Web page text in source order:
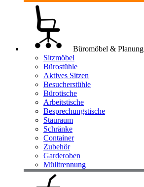
Büromöbel & Planung
Sitzmöbel
Bürostühle
Aktives Sitzen
Besucherstühle
Bürotische
Arbeitstische
Besprechungstische
Stauraum
Schränke
Container
Zubehör
Garderoben
Mülltrennung